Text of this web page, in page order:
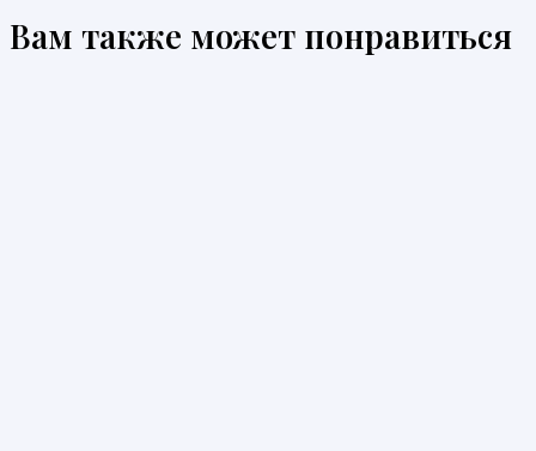
Вам также может понравиться